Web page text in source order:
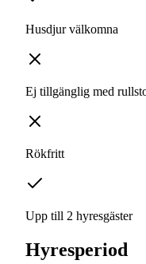
Husdjur välkomna
Ej tillgänglig med
Rökfritt
Upp till 2 hyresgäster
Hyresperiod